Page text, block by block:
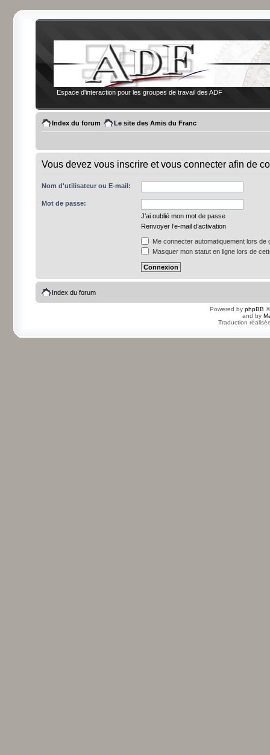
Espace d'interaction pour les groupes de travail des ADF
Index du forum Le site des Amis du Franc
Vous devez vous inscrire et vous connecter afin de
Nom d'utilisateur ou E-mail:
Mot de passe:
J’ai oublié mon mot de passe
Renvoyer l’e-mail d’activation
Me connecter automatiquement lors de
Masquer mon statut en ligne lors de
Index du forum
Powered by phpBB
and by
Traduction